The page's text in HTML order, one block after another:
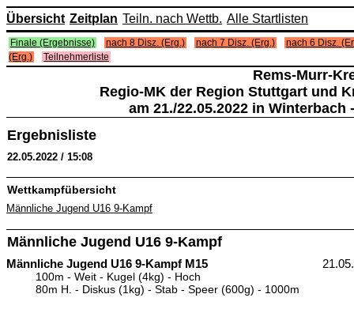
Übersicht Zeitplan Teiln. nach Wettb. Alle Startlisten
Finale (Ergebnisse) nach 8 Disz. (Erg.) nach 7 Disz. (Erg.)
nach 6 Disz.
(Erg.)
Teilnehmerliste
Rems-Murr-
Regio-MK der Region Stuttgart und
am 21./22.05.2022 in
Ergebnisliste
22.05.2022 / 15:08
Wettkampfübersicht
Männliche Jugend U16 9-Kampf
Männliche Jugend U16 9-Kampf
Männliche Jugend U16 9-Kampf M15
100m - Weit - Kugel (4kg) - Hoch
80m H. - Diskus (1kg) - Stab - Speer (600g) - 1000m